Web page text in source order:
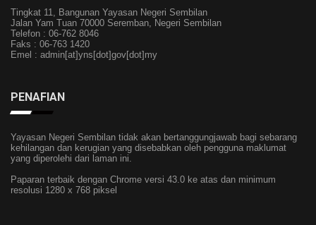
Tingkat 11, Bangunan Yayasan Negeri Sembilan
Jalan Yam Tuan 70000 Seremban, Negeri Sembilan
Telefon : 06-762 8046
Faks : 06-763 1420
Emel : admin[at]yns[dot]gov[dot]my
PENAFIAN
Yayasan Negeri Sembilan tidak akan bertanggungjawab bagi sebarang
kehilangan dan kerugian yang disebabkan oleh pengguna maklumat
yang diperolehi dari laman ini.
Paparan terbaik dengan Chrome versi 43.0 ke atas dan minimum
resolusi 1280 x 768 piksel